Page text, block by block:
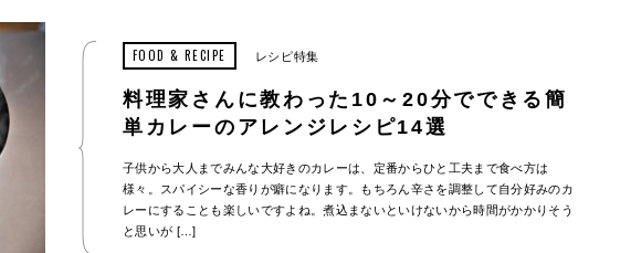
FOOD & RECIPE レシピ特集
料理家さんに教わった10～20分でできる簡
単カレーのアレンジレシピ14選
子供から大人までみんな大好きのカレーは、定番からひと工夫まで食べ方は
様々。スパイシーな香りが癖になります。もちろん辛さを調整して自分好みのカ
レーにすることも楽しいですよね。煮込まないといけないから時間がかかりそう
と思いが […]